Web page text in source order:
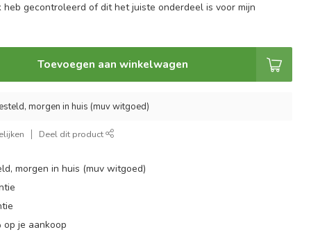
heb gecontroleerd of dit het juiste onderdeel is voor mijn
Toevoegen aan winkelwagen
morgen in huis (muv witgoed)
Deel dit product
morgen in huis (muv witgoed)
je aankoop